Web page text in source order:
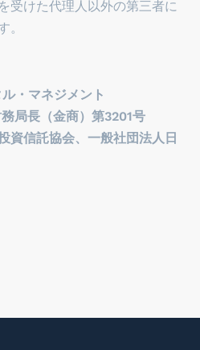
受けた代理人以外の第三者に
。
・マネジメント
局長（金商）第3201号
資信託協会、一般社団法人日